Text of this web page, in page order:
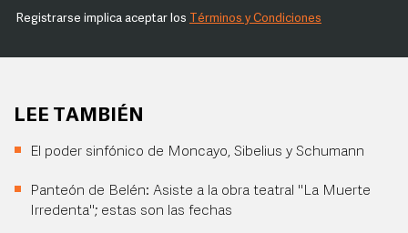
Registrarse implica aceptar los Términos y Condiciones
LEE TAMBIÉN
El poder sinfónico de Moncayo, Sibelius y Schumann
Panteón de Belén: Asiste a la obra teatral "La Muerte
Irredenta"; estas son las fechas